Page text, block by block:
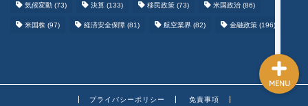
気候変動 (73) 決算 (133) 移民政策 (73) 米国政治 (86)
米国株 (97) 経済安全保障 (81) 航空業界 (82) 金融政策 (196)
プライバシーポリシー 免責事項
MENU